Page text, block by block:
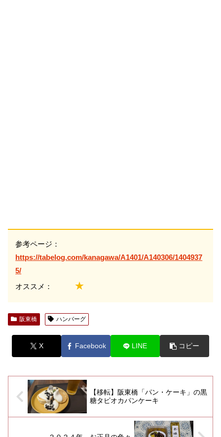
参考ページ：
https://tabelog.com/kanagawa/A1401/A140306/1404937
5/
オススメ： ★
阪東橋 ハンバーグ
X Facebook LINE コピー
【移転】阪東橋「パン・ケーキ」の黒
糖タピオカパンケーキ